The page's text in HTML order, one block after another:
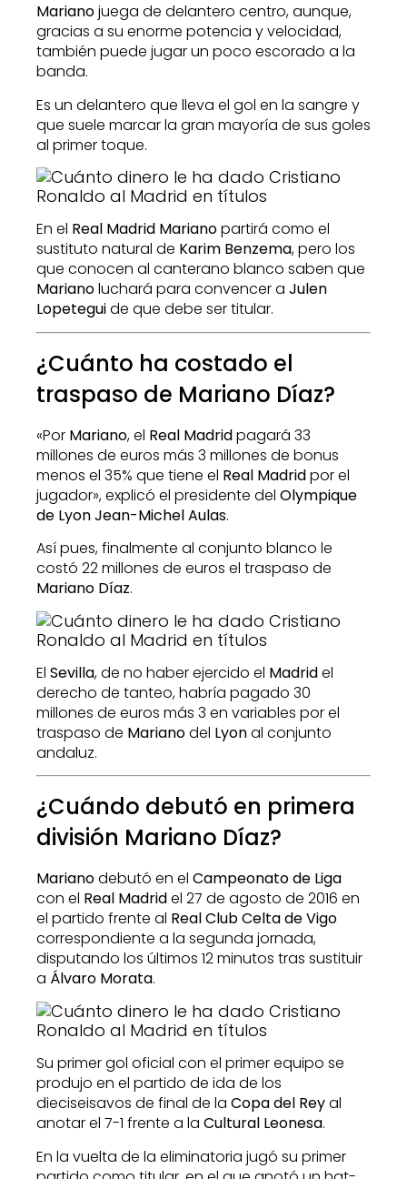
Marianojuega de delantero centro, aunque,
gracias a su enorme potencia y velocidad,
también puede jugar un poco escorado a la
banda.
Es un delantero que lleva el gol en la sangre y
que suele marcar la gran mayoría de sus goles
al primer toque.
En el Real Madrid Marianopartirá como el
sustituto natural de Karim Benzema, pero los
que conocen al canterano blanco saben que
Marianoluchará para convencer a Julen
Lopeteguide que debe ser titular.
¿Cuánto ha costado el
traspaso de Mariano Díaz?
«Por Mariano, el Real Madridpagará 33
millones de euros más 3 millones de bonus
menos el 35% que tiene el Real Madridpor el
jugador», explicó el presidente del Olympique
de Lyon Jean-Michel Aulas.
Así pues, finalmente al conjunto blanco le
costó 22 millones de euros el traspaso de
Mariano Díaz.
El Sevilla, de no haber ejercido el Madridel
derecho de tanteo, habría pagado 30
millones de euros más 3 en variables por el
traspaso de Marianodel Lyonal conjunto
andaluz.
¿Cuándo debutó en primera
división Mariano Díaz?
Marianodebutó en el Campeonato de Liga
con el Real Madridel 27 de agosto de 2016 en
el partido frente al Real Club Celta de Vigo
correspondiente a la segunda jornada,
disputando los últimos 12 minutos tras sustituir
a Álvaro Morata.
Su primer gol oficial con el primer equipo se
produjo en el partido de ida de los
dieciseisavos de final de la Copa del Reyal
anotar el 7-1 frente a la Cultural Leonesa.
En la vuelta de la eliminatoria jugó su primer